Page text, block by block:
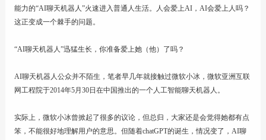
能力的“AI聊天机器人”火速进入普通人生活。人会爱上AI，AI会爱上人吗？
这正变成一个棘手的问题。
“AI聊天机器人”迅猛生长，你准备爱上她（他）了吗？
AI聊天机器人公众并不陌生，笔者早几年就接触过微软小冰，微软亚洲互联
网工程院于2014年5月30日在中国推出的一个人工智能聊天机器人。
实际上，微软小冰曾掀起了很多的议论，但总归，大家还是会觉得她都有点
笨，不能很好地理解用户的意思。但随着chatGPT的诞生，情况变了，AI聊